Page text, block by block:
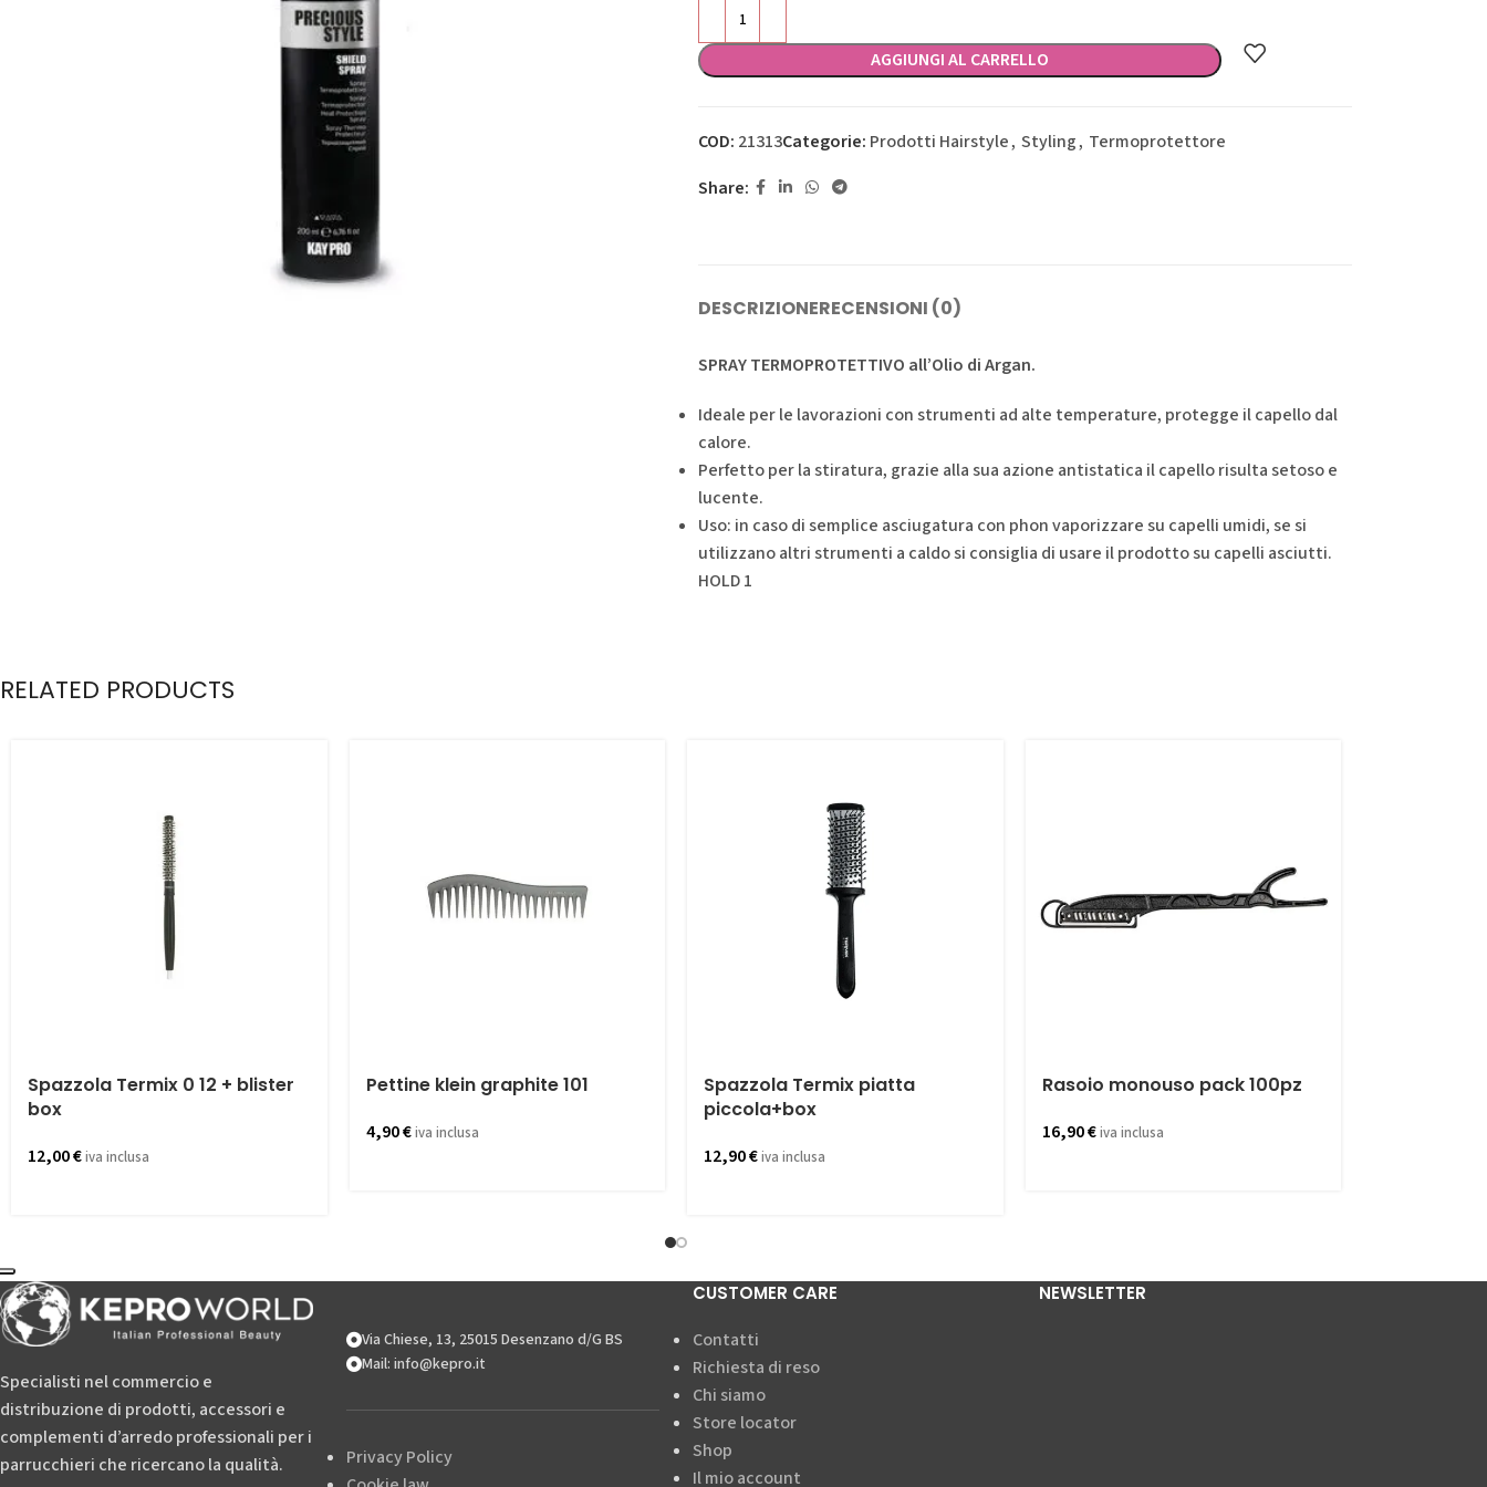
AGGIUNGI AL CARRELLO
COD: 21313Categorie: Prodotti Hairstyle, Styling, Termoprotettore
Share:
DESCRIZIONERECENSIONI (0)
SPRAY TERMOPROTETTIVO all’Olio di Argan.
Ideale per le lavorazioni con strumenti ad alte temperature, protegge il capello dal
calore.
Perfetto per la stiratura, grazie alla sua azione antistatica il capello risulta setoso e
lucente.
Uso: in caso di semplice asciugatura con phon vaporizzare su capelli umidi, se si
utilizzano altri strumenti a caldo si consiglia di usare il prodotto su capelli asciutti.
HOLD 1
RELATED PRODUCTS
Spazzola Termix 0 12 + blister
box
12,00€iva inclusa
Pettine klein graphite 101
4,90€iva inclusa
Spazzola Termix piatta
piccola+box
12,90€iva inclusa
Rasoio monouso pack 100pz
16,90€iva inclusa
Specialisti nel commercio e
distribuzione di prodotti, accessori e
complementi d’arredo professionali per i
parrucchieri che ricercano la qualità.
Via Chiese, 13, 25015 Desenzano d/G BS
Mail: info@kepro.it
Privacy Policy
CUSTOMER CARE
Contatti
Richiesta di reso
Chi siamo
Store locator
Shop
Il mio account
NEWSLETTER